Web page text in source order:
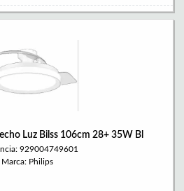
Luz Bilss 106cm 28+ 35W Bl
929004749601
Marca: Philips